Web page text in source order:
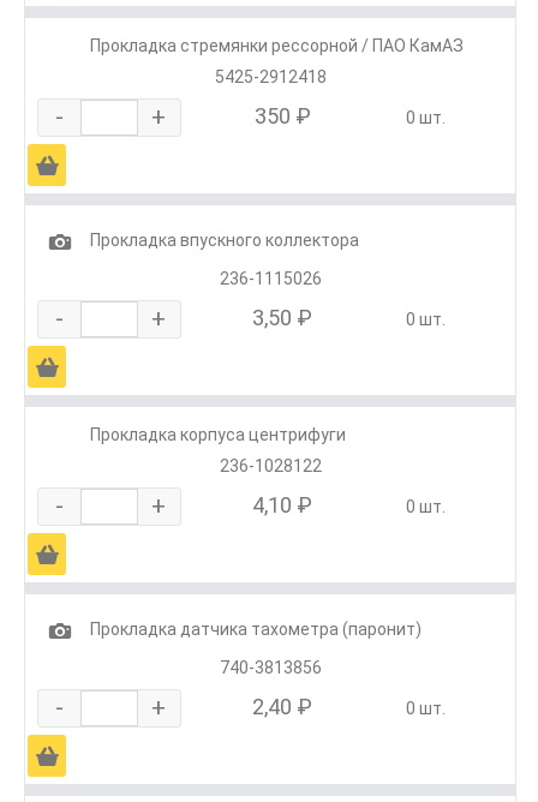
Прокладка стремянки рессорной / ПАО КамАЗ
5425-2912418
- + 350 ₽ 0 шт.
Ä
1
Прокладка впускного коллектора
236-1115026
- + 3,50 ₽ 0 шт.
Ä
Прокладка корпуса центрифуги
236-1028122
- + 4,10 ₽ 0 шт.
Ä
1
Прокладка датчика тахометра (паронит)
740-3813856
- + 2,40 ₽ 0 шт.
Ä